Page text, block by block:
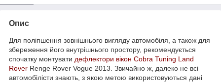
Опис
Для поліпшення зовнішнього вигляду автомобіля, а також для
збереження його внутрішнього простору, рекомендується
спочатку монтувати дефлектори вікон Cobra Tuning Land
Rover Renge Rover Vogue 2013. Звичайно ж, далеко не всі
автомобілісти знають, з якою метою використовуються дані